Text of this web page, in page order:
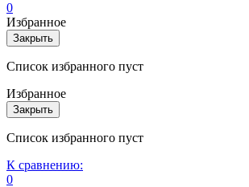
0
Избранное
Закрыть
Список избранного пуст
Избранное
Закрыть
Список избранного пуст
К сравнению:
0